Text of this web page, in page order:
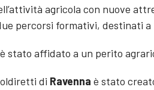
agricola con nuove
percorsi formativi, destinati a
stato affidato a un perito
di Ravenna è stato